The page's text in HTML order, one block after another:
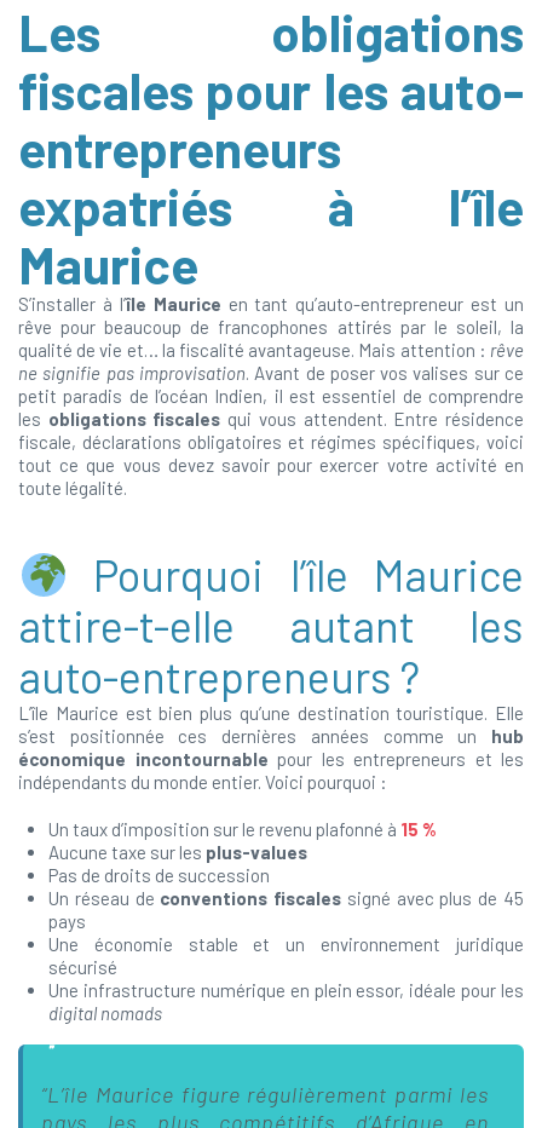
Les obligations
fiscales pour les auto-
entrepreneurs
expatriés à l’île
Maurice
S’installer à l’île Maurice en tant qu’auto-entrepreneur est un
rêve pour beaucoup de francophones attirés par le soleil, la
qualité de vie et… la fiscalité avantageuse. Mais attention : rêve
ne signifie pas improvisation. Avant de poser vos valises sur ce
petit paradis de l’océan Indien, il est essentiel de comprendre
les obligations fiscales qui vous attendent. Entre résidence
fiscale, déclarations obligatoires et régimes spécifiques, voici
tout ce que vous devez savoir pour exercer votre activité en
toute légalité.
Pourquoi l’île Maurice
attire-t-elle autant les
auto-entrepreneurs ?
L’île Maurice est bien plus qu’une destination touristique. Elle
s’est positionnée ces dernières années comme un hub
économique incontournable pour les entrepreneurs et les
indépendants du monde entier. Voici pourquoi :
Un taux d’imposition sur le revenu plafonné à 15 %
Aucune taxe sur les plus-values
Pas de droits de succession
Un réseau de conventions fiscales signé avec plus de 45
pays
Une économie stable et un environnement juridique
sécurisé
Une infrastructure numérique en plein essor, idéale pour les
digital nomads
“L’île Maurice figure régulièrement parmi les
pays les plus compétitifs d’Afrique en